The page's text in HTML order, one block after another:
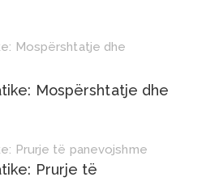
Mospërshtatje dhe
Prurje të